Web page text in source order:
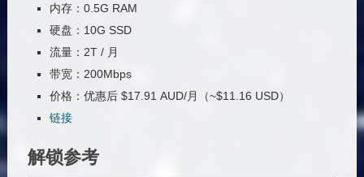
内存：0.5G RAM
硬盘：10G SSD
流量：2T / 月
带宽：200Mbps
价格：优惠后 $17.91 AUD/月（~$11.16 USD）
链接
解锁参考